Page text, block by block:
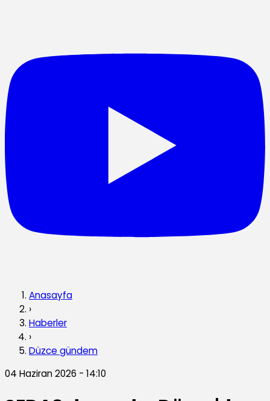
Anasayfa
›
Haberler
›
Düzce gündem
04 Haziran 2026 - 14:10